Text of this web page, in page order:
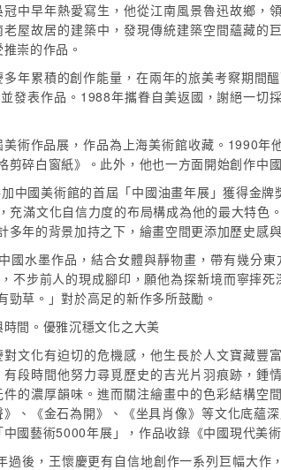
冠中早年熱愛寫生，他從江南風景魯迅故鄉，
老屋故居的建築中，發現傳統建築空間蘊藏的
崇的作品。
多年累積的創作能量，在兩年的旅美考察期間
發表作品。1988年攜眷自美返國，謝絕一切
術作品展，作品為上海美術館收藏。1990
碎白窗紙》。此外，他也一方面開始創作中
中國美術館的首屆「中國油畫年展」獲得金
充滿文化自信力度的布局構成為他的最大特
年的背景加持之下，繪畫空間更添加歷史感
水墨作品，結合女體與靜物畫，帶有幾分
不步前人的現成腳印，願他為探新境而寧摔
草。」對於高足的新作多所鼓勵。
時間。優雅沉穩文化之大美
對文化有迫切的危機感，他生長於人文寶藏豐
有段時間他努力尋覓歷史的吉光片羽痕跡，鍾
件的濃厚韻味。進而關注繪畫中的色彩結構空
》、《金石為開》、《坐具肖像》等文化底蘊
中國藝術5000年展」，作品收錄《中國現代美
過後，王懷慶更有自信地創作一系列巨幅大作